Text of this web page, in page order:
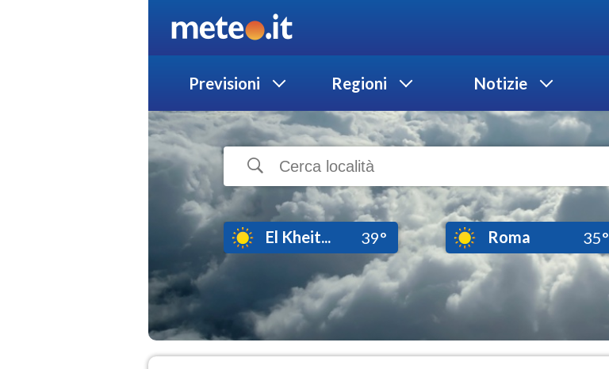
Previsioni Regioni Notizie
El Kheit... 39° Roma 35°